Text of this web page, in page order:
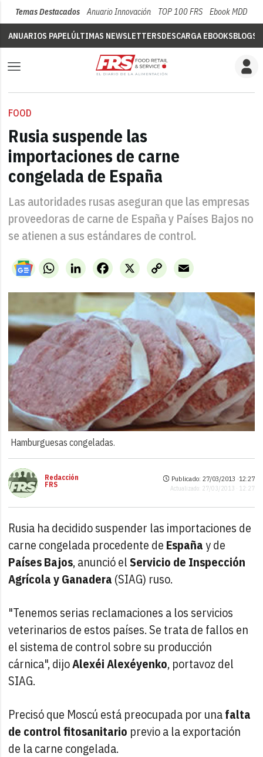
Temas Destacados Anuario Innovación TOP 100 FRS Ebook MDD
ANUARIOS PAPELÚLTIMAS NEWSLETTERSDESCARGA EBOOKSBLOGS
FOOD
Rusia suspende las
importaciones de carne
congelada de España
Las autoridades rusas aseguran que las empresas
proveedoras de carne de España y Países Bajos no
se atienen a sus estándares de control.
WhatsAppLinkedIn X
Facebook
Copy
Link
Email
Hamburguesas congeladas.
Redacción
FRS
Publicado: 27/03/2013 ·12:27
Actualizado: 27/03/2013 · 12:27
Rusia ha decidido suspender las importaciones de
carne congelada procedente de Españay de
Países Bajos, anunció elServicio de Inspección
Agrícola y Ganadera (SIAG) ruso.
"Tenemos serias reclamaciones a los servicios
veterinarios de estos países. Se trata de fallos en
el sistema de control sobre su producción
cárnica", dijoAlexéi Alexéyenko, portavoz del
SIAG.
Precisó que Moscú está preocupada por unafalta
de control fitosanitario previo a la exportación
de la carne congelada.